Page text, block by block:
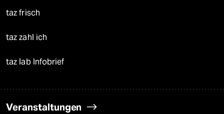
taz frisch
taz zahl ich
taz lab Infobrief
Veranstaltungen